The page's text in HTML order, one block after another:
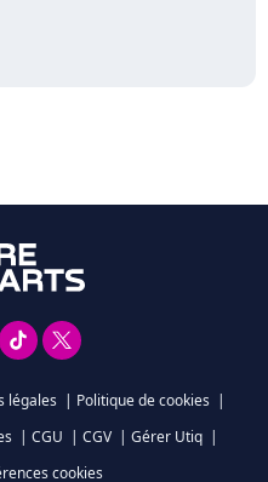
légales | Politique de cookies |
| CGU | CGV | Gérer Utiq |
cookies